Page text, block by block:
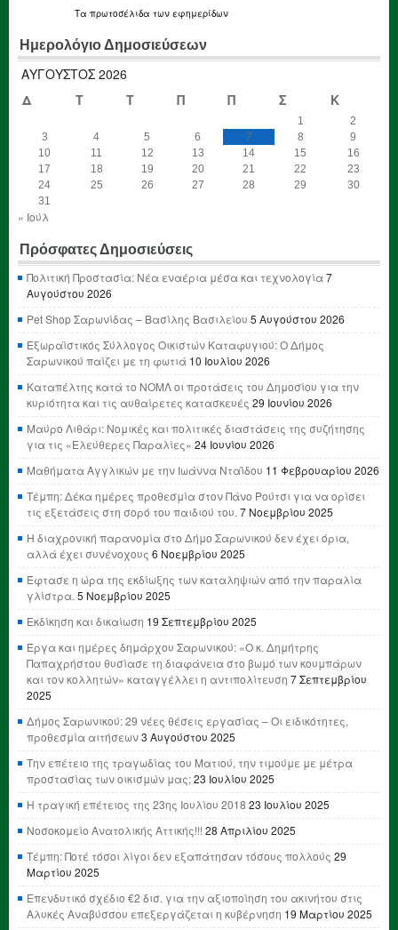
Τα πρωτοσέλιδα των εφημερίδων
Ημερολόγιο Δημοσιεύσεων
ΑΎΓΟΥΣΤΟΣ 2026
Δ
Τ Τ Π Π Σ Κ
1
2
3
4 5 6 7 8
9
10
11 12 13 14 15
16
17
18 19 20 21 22
23
24
25 26 27 28 29
30
31
« Ιούλ
Πρόσφατες Δημοσιεύσεις
Πολιτική Προστασία: Νέα εναέρια μέσα και τεχνολογία7
Αυγούστου 2026
Pet Shop Σαρωνίδας – Βασίλης Βασιλείου 5 Αυγούστου 2026
Εξωραϊστικός Σύλλογος Οικιστών Καταφυγιού: Ο Δήμος
Σαρωνικού παίζει με τη φωτιά 10 Ιουλίου 2026
Καταπέλτης κατά το ΝΟΜΛ οι προτάσεις του Δημοσίου για την
κυριότητα και τις αυθαίρετες κατασκευές 29 Ιουνίου 2026
Μαύρο Λιθάρι: Νομικές και πολιτικές διαστάσεις της συζήτησης
για τις «Ελεύθερες Παραλίες» 24 Ιουνίου 2026
Μαθήματα Αγγλικών με την Ιωάννα Νταΐδου 11 Φεβρουαρίου 2026
Τέμπη: Δέκα ημέρες προθεσμία στον Πάνο Ρούτσι για να ορίσει
τις εξετάσεις στη σορό του παιδιού του. 7 Νοεμβρίου 2025
Η διαχρονική παρανομία στο Δήμο Σαρωνικού δεν έχει όρια,
αλλά έχει συνένοχους 6 Νοεμβρίου 2025
Έφτασε η ώρα της εκδίωξης των καταληψιών από την παραλία
γλίστρα. 5 Νοεμβρίου 2025
Εκδίκηση και δικαίωση 19 Σεπτεμβρίου 2025
Έργα και ημέρες δημάρχου Σαρωνικού: «Ο κ. Δημήτρης
Παπαχρήστου θυσίασε τη διαφάνεια στο βωμό των κουμπάρων
και τον κολλητών» καταγγέλλει η αντιπολίτευση 7 Σεπτεμβρίου
2025
Δήμος Σαρωνικού: 29 νέες θέσεις εργασίας – Οι ειδικότητες,
προθεσμία αιτήσεων3 Αυγούστου 2025
Την επέτειο της τραγωδίας του Ματιού, την τιμούμε με μέτρα
προστασίας των οικισμών μας;23 Ιουλίου 2025
Η τραγική επέτειος της 23ης Ιουλίου 2018 23 Ιουλίου 2025
Νοσοκομείο Ανατολικής Αττικής!!! 28 Απριλίου 2025
Τέμπη: Ποτέ τόσοι λίγοι δεν εξαπάτησαν τόσους πολλούς 29
Μαρτίου 2025
Επενδυτικό σχέδιο €2 δισ. για την αξιοποίηση του ακινήτου στις
Αλυκές Αναβύσσου επεξεργάζεται η κυβέρνηση 19 Μαρτίου 2025